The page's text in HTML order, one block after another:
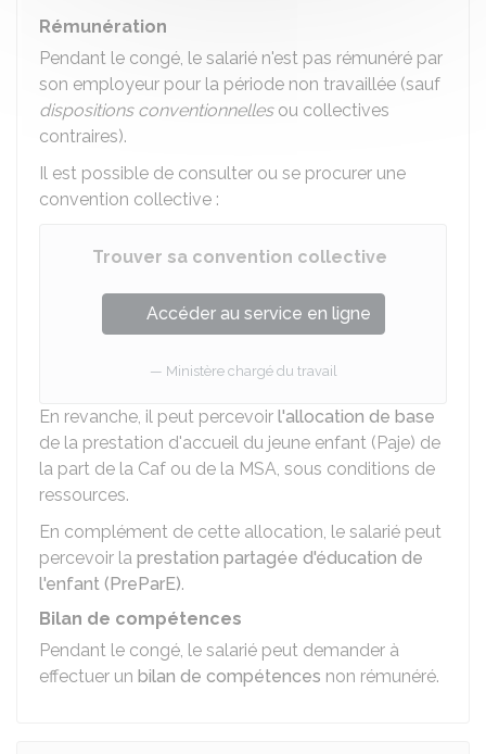
Rémunération
Pendant le congé, le salarié n'est pas rémunéré par
son employeur pour la période non travaillée (sauf
dispositions conventionnellesou collectives
contraires).
Il est possible de consulter ou se procurer une
convention collective :
Trouver sa convention collective
Accéder au service en ligne
Ministère chargé du travail
En revanche, il peut percevoir l'allocation de base
de la prestation d'accueil du jeune enfant (Paje) de
la part de la Caf ou de la MSA, sous conditions de
ressources.
En complément de cette allocation, le salarié peut
percevoir la prestation partagée d'éducation de
l'enfant (PreParE).
Bilan de compétences
Pendant le congé, le salarié peut demander à
effectuer un bilan de compétences non rémunéré.